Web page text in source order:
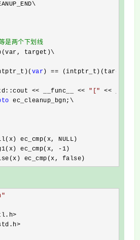
是两个下划线
var ) ==
<< __func__ <<
" "
<<
ec_cmp(x, false)
"